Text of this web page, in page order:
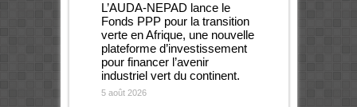
L’AUDA-NEPAD lance le
Fonds PPP pour la transition
verte en Afrique, une nouvelle
plateforme d’investissement
pour financer l’avenir
industriel vert du continent.
5 août 2026